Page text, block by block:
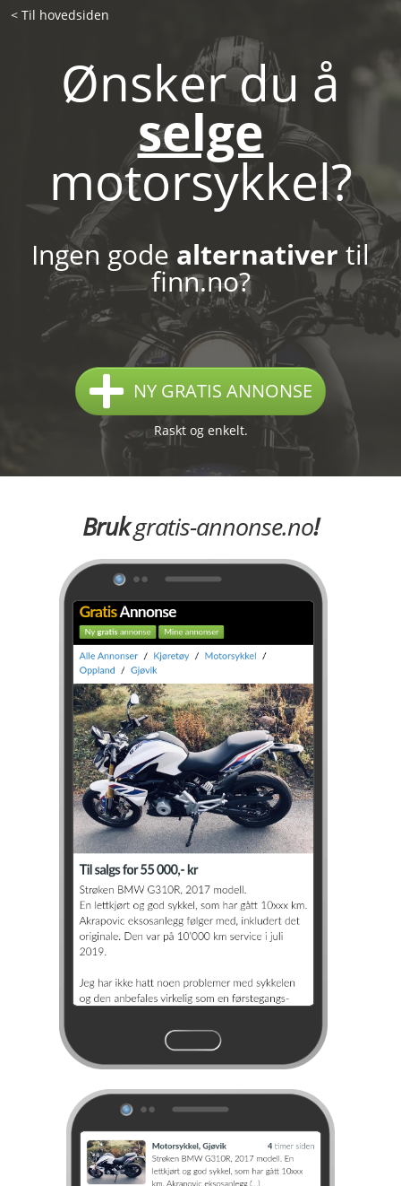
< Til hovedsiden
Ønsker du å
selge
motorsykkel?
Ingen gode alternativer til
finn.no?
NY GRATIS ANNONSE
Raskt og enkelt.
Brukgratis-annonse.no!